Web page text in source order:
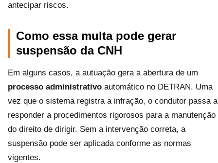
antecipar riscos.
Como essa multa pode gerar
suspensão da CNH
Em alguns casos, a autuação gera a abertura de um
processo administrativo automático no DETRAN. Uma
vez que o sistema registra a infração, o condutor passa a
responder a procedimentos rigorosos para a manutenção
do direito de dirigir. Sem a intervenção correta, a
suspensão pode ser aplicada conforme as normas
vigentes.